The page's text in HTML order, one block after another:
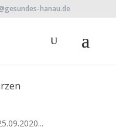
hanau.de